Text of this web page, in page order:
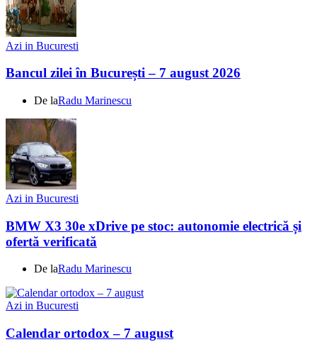
Azi in Bucuresti
Bancul zilei în București – 7 august 2026
De laRadu Marinescu
Azi in Bucuresti
BMW X3 30e xDrive pe stoc: autonomie electrică și
ofertă verificată
De laRadu Marinescu
Azi in Bucuresti
Calendar ortodox – 7 august